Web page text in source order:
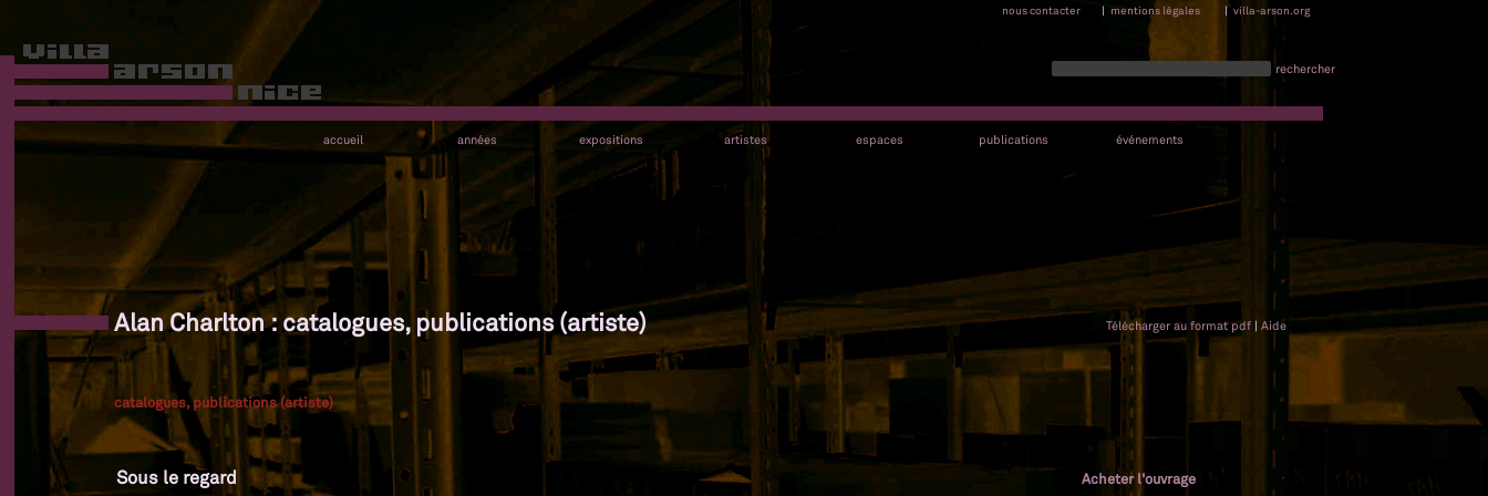
nous contacter | mentions légales | villa-arson.org
rechercher
accueil années expositions artistes espaces publications événements
Alan Charlton : catalogues, publications (artiste) Télécharger au format pdf | Aide
catalogues, publications (artiste)
Sous le regard Acheter l'ouvrage